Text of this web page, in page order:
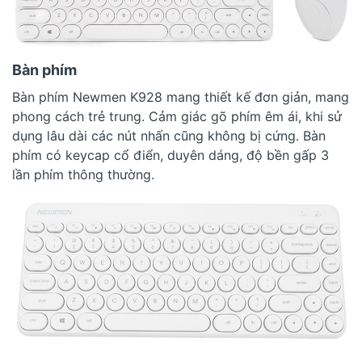
Bàn phím
Bàn phím Newmen K928 mang thiết kế đơn giản, mang
phong cách trẻ trung. Cảm giác gõ phím êm ái, khi sử
dụng lâu dài các nút nhấn cũng không bị cứng. Bàn
phím có keycap cổ điển, duyên dáng, độ bền gấp 3
lần phím thông thường.